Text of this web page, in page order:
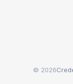
© 2026